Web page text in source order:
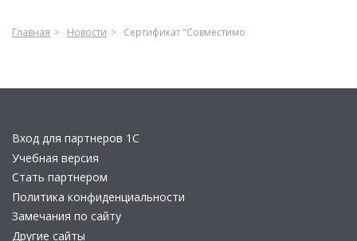
Главная Новости Сертификат "Совместимо
Вход для партнеров 1С
Учебная версия
Стать партнером
Политика конфиденциальности
Замечания по сайту
Другие сайты